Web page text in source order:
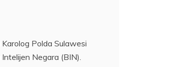
Polda Sulawesi
Negara (BIN).